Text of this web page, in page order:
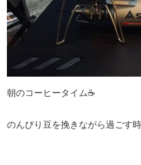
朝のコーヒータイム☕️
のんびり豆を挽きながら過ごす